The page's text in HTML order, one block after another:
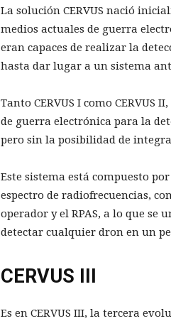
La solución CERVUS nació
medios actuales de guerra
eran capaces de realizar la
hasta dar lugar a un sistema
Tanto CERVUS I como CERVUS
de guerra electrónica para la
pero sin la posibilidad de
Este sistema está compuesto
espectro de radiofrecuencias,
operador y el RPAS, a lo que se
detectar cualquier dron en un
CERVUS III
Es en CERVUS III, la tercera